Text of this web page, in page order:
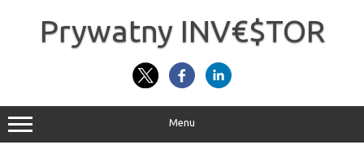
Prywatny INV€$TOR
Menu